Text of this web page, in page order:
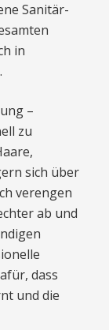
Sanitär-
in
–
zu
sich über
verengen
ab und
dass
und die